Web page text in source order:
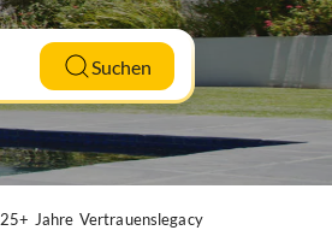
Suchen
25+ Jahre Vertrauenslegacy